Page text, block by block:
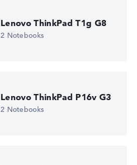
Lenovo ThinkPad T1g G8
2 Notebooks
Lenovo ThinkPad P16v G3
2 Notebooks